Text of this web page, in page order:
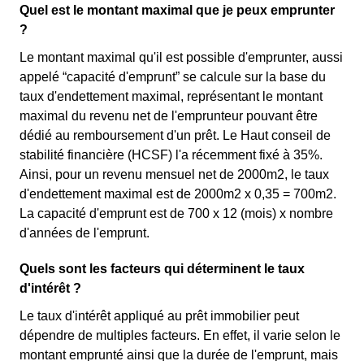
Quel est le montant maximal que je peux emprunter
?
Le montant maximal qu'il est possible d'emprunter, aussi
appelé “capacité d'emprunt” se calcule sur la base du
taux d'endettement maximal, représentant le montant
maximal du revenu net de l'emprunteur pouvant être
dédié au remboursement d'un prêt. Le Haut conseil de
stabilité financière (HCSF) l'a récemment fixé à 35%.
Ainsi, pour un revenu mensuel net de 2000m2, le taux
d'endettement maximal est de 2000m2 x 0,35 = 700m2.
La capacité d'emprunt est de 700 x 12 (mois) x nombre
d'années de l'emprunt.
Quels sont les facteurs qui déterminent le taux
d'intérêt ?
Le taux d'intérêt appliqué au prêt immobilier peut
dépendre de multiples facteurs. En effet, il varie selon le
montant emprunté ainsi que la durée de l'emprunt, mais